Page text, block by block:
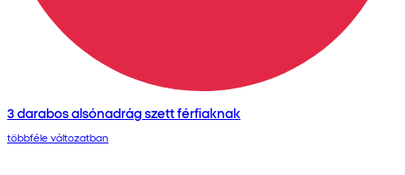
3 darabos alsónadrág szett férfiaknak
többféle változatban